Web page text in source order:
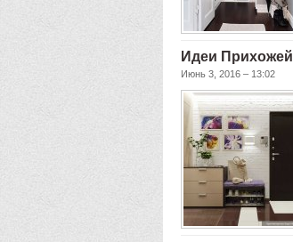
Идеи Прихожей
Июнь 3, 2016 – 13:02